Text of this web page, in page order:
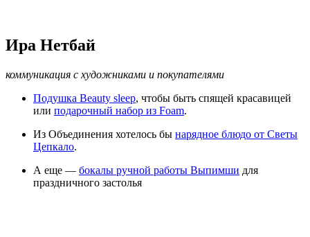
Ира Нетбай
коммуникация с художниками и покупателями
Подушка Beauty sleep, чтобы быть спящей красавицей
или подарочный набор из Foam.
Из Объединения хотелось бы нарядное блюдо от Светы
Цепкало.
А еще — бокалы ручной работы Выпимши для
праздничного застолья